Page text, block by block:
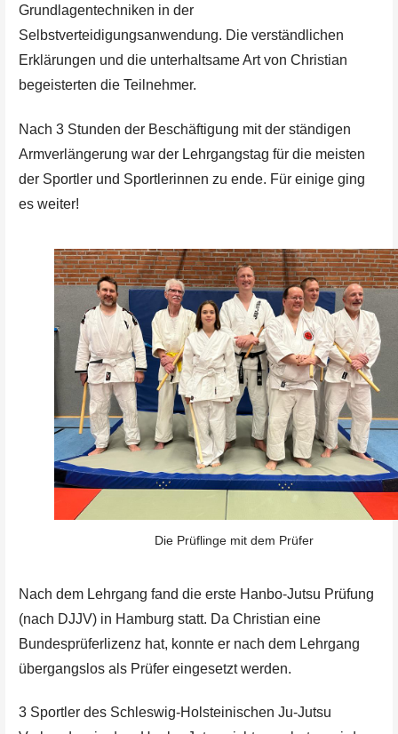
Grundlagentechniken in der
Selbstverteidigungsanwendung. Die verständlichen
Erklärungen und die unterhaltsame Art von Christian
begeisterten die Teilnehmer.
Nach 3 Stunden der Beschäftigung mit der ständigen
Armverlängerung war der Lehrgangstag für die meisten
der Sportler und Sportlerinnen zu ende. Für einige ging
es weiter!
Die Prüflinge mit dem Prüfer
Nach dem Lehrgang fand die erste Hanbo-Jutsu Prüfung
(nach DJJV) in Hamburg statt. Da Christian eine
Bundesprüferlizenz hat, konnte er nach dem Lehrgang
übergangslos als Prüfer eingesetzt werden.
3 Sportler des Schleswig-Holsteinischen Ju-Jutsu